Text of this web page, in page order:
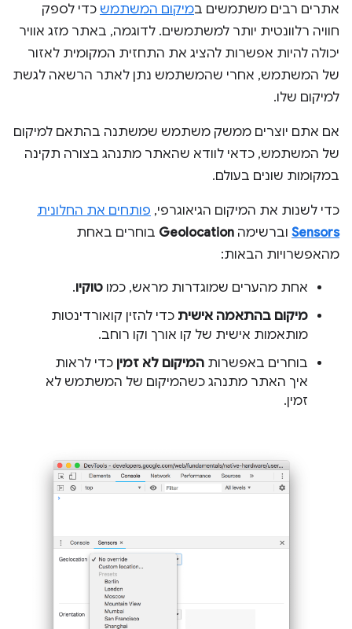
אתרים רבים משתמשים במיקום המשתמש כדי לספק
חוויה רלוונטית יותר למשתמשים. לדוגמה, באתר מזג אוויר
יכולה להיות אפשרות להציג את התחזית המקומית לאזור
של המשתמש, אחרי שהמשתמש נתן לאתר הרשאה לגשת
למיקום שלו.
אם אתם יוצרים ממשק משתמש שמשתנה בהתאם למיקום
של המשתמש, כדאי לוודא שהאתר מתנהג בצורה תקינה
במקומות שונים בעולם.
כדי לשנות את המיקום הגיאוגרפי, פותחים את החלונית
Sensors וברשימה Geolocation בוחרים באחת
מהאפשרויות הבאות:
אחת מהערים שמוגדרות מראש, כמו טוקיו.
מיקום בהתאמה אישית כדי להזין קואורדינטות
מותאמות אישית של קו אורך וקו רוחב.
בוחרים באפשרות המיקום לא זמין כדי לראות
איך האתר מתנהג כשהמיקום של המשתמש לא
זמין.